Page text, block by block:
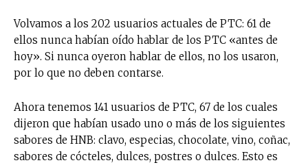
Volvamos a los 202 usuarios actuales de PTC: 61 de
ellos nunca habían oído hablar de los PTC «antes de
hoy». Si nunca oyeron hablar de ellos, no los usaron,
por lo que no deben contarse.
Ahora tenemos 141 usuarios de PTC, 67 de los cuales
dijeron que habían usado uno o más de los siguientes
sabores de HNB: clavo, especias, chocolate, vino, coñac,
sabores de cócteles, dulces, postres o dulces. Esto es